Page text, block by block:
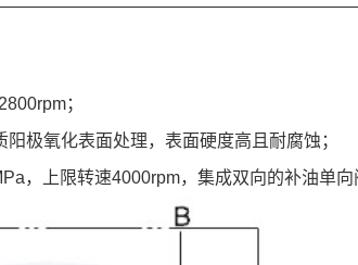
；
极氧化表面处理，表面硬度高且耐腐蚀；
，上限转速4000rpm，集成双向的补油单向